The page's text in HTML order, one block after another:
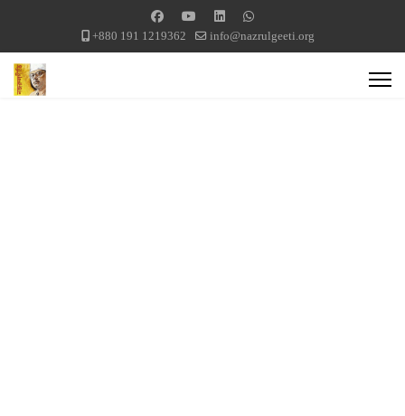
+880 191 1219362 info@nazrulgeeti.org